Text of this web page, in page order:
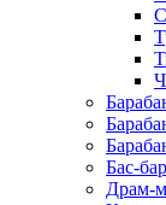
Бас-
Драм-